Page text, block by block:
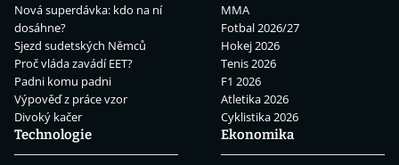
Nová superdávka: kdo na ní
dosáhne?
Sjezd sudetských Němců
Proč vláda zavádí EET?
Padni komu padni
Výpověď z práce vzor
Divoký kačer
MMA
Fotbal 2026/27
Hokej 2026
Tenis 2026
F1 2026
Atletika 2026
Cyklistika 2026
Technologie
Ekonomika